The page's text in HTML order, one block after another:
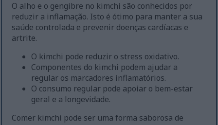
O alho e o gengibre no kimchi são conhecidos por
reduzir a inflamação. Isto é ótimo para manter a sua
saúde controlada e prevenir doenças cardíacas e
artrite.
O kimchi pode reduzir o stress oxidativo.
Componentes do kimchi podem ajudar a
regular os marcadores inflamatórios.
O consumo regular pode apoiar o bem-estar
geral e a longevidade.
Comer kimchi pode ser uma forma saborosa de